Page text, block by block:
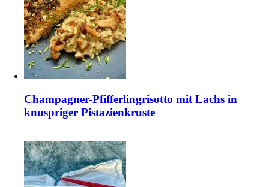
Champagner-Pfifferlingrisotto mit Lachs in
knuspriger Pistazienkruste